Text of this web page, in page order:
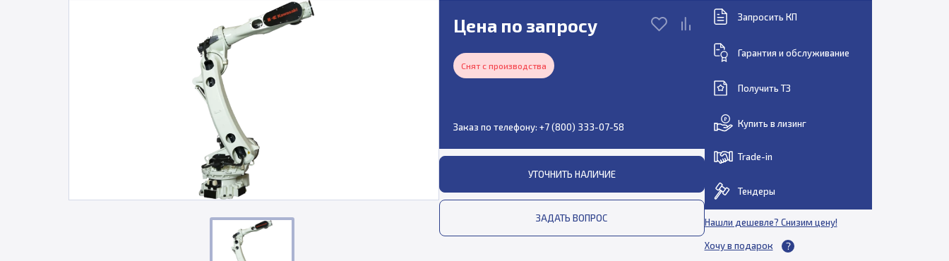
Цена по запросу
Снят с производства
Заказ по телефону: +7 (800) 333-07-58
УТОЧНИТЬ НАЛИЧИЕ
ЗАДАТЬ ВОПРОС
Запросить КП
Гарантия и обслуживание
Получить ТЗ
Купить в лизинг
Trade-in
Тендеры
Нашли дешевле? Снизим цену!
Хочу в подарок